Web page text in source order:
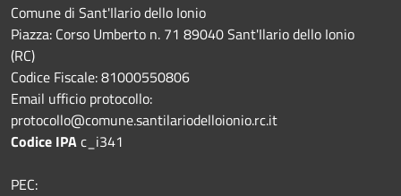
Comune di Sant'Ilario dello Ionio
Piazza: Corso Umberto n. 71 89040 Sant'Ilario dello Ionio
(RC)
Codice Fiscale: 81000550806
Email ufficio protocollo:
protocollo@comune.santilariodelloionio.rc.it
Codice IPAc_i341
PEC: